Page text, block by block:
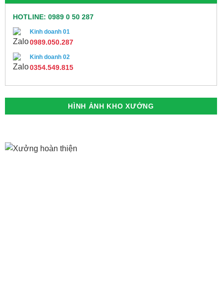
HOTLINE: 0989 0 50 287
Kinh doanh 01
0989.050.287
Kinh doanh 02
0354.549.815
HÌNH ẢNH KHO XƯỞNG